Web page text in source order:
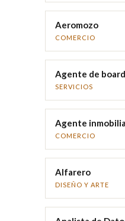
Aeromozo
COMERCIO
Agente de
SERVICIOS
Agente
COMERCIO
Alfarero
DISEÑO Y ARTE